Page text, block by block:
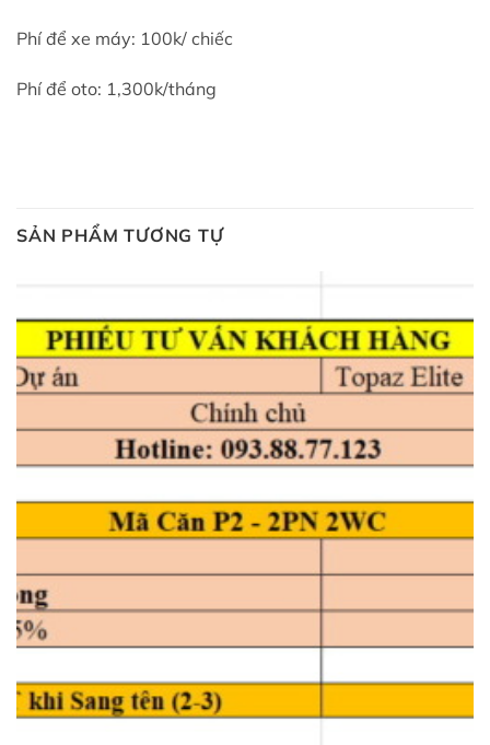
Phí để xe máy: 100k/ chiếc
Phí để oto: 1,300k/tháng
SẢN PHẨM TƯƠNG TỰ